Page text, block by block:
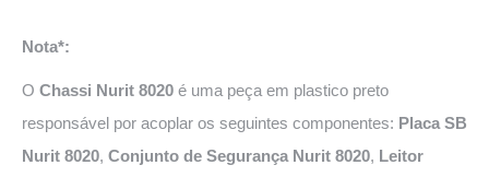
Nota*:
O Chassi Nurit 8020 é uma peça em plastico preto
responsável por acoplar os seguintes componentes: Placa SB
Nurit 8020, Conjunto de Segurança Nurit 8020, Leitor